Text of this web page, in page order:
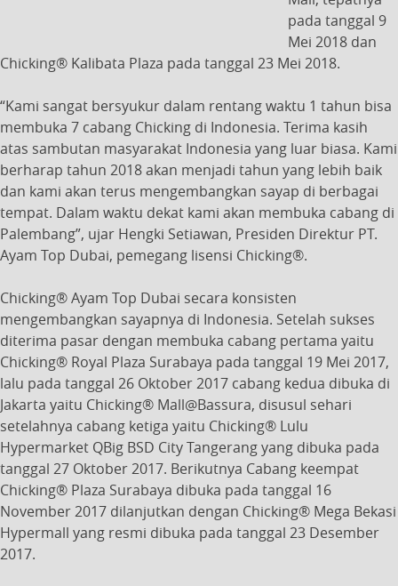
pada tanggal 9
Mei 2018 dan
Chicking® Kalibata Plaza pada tanggal 23 Mei 2018.
“Kami sangat bersyukur dalam rentang waktu 1 tahun bisa
membuka 7 cabang Chicking di Indonesia. Terima kasih
atas sambutan masyarakat Indonesia yang luar biasa. Kami
berharap tahun 2018 akan menjadi tahun yang lebih baik
dan kami akan terus mengembangkan sayap di berbagai
tempat. Dalam waktu dekat kami akan membuka cabang di
Palembang”, ujar Hengki Setiawan, Presiden Direktur PT.
Ayam Top Dubai, pemegang lisensi Chicking®.
Chicking® Ayam Top Dubai secara konsisten
mengembangkan sayapnya di Indonesia. Setelah sukses
diterima pasar dengan membuka cabang pertama yaitu
Chicking® Royal Plaza Surabaya pada tanggal 19 Mei 2017,
lalu pada tanggal 26 Oktober 2017 cabang kedua dibuka di
Jakarta yaitu Chicking® Mall@Bassura, disusul sehari
setelahnya cabang ketiga yaitu Chicking® Lulu
Hypermarket QBig BSD City Tangerang yang dibuka pada
tanggal 27 Oktober 2017. Berikutnya Cabang keempat
Chicking® Plaza Surabaya dibuka pada tanggal 16
November 2017 dilanjutkan dengan Chicking® Mega Bekasi
Hypermall yang resmi dibuka pada tanggal 23 Desember
2017.